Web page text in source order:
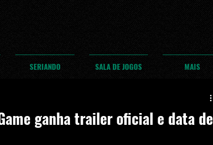
SERIANDO SALA DE JOGOS MAIS
ganha trailer oficial e data de